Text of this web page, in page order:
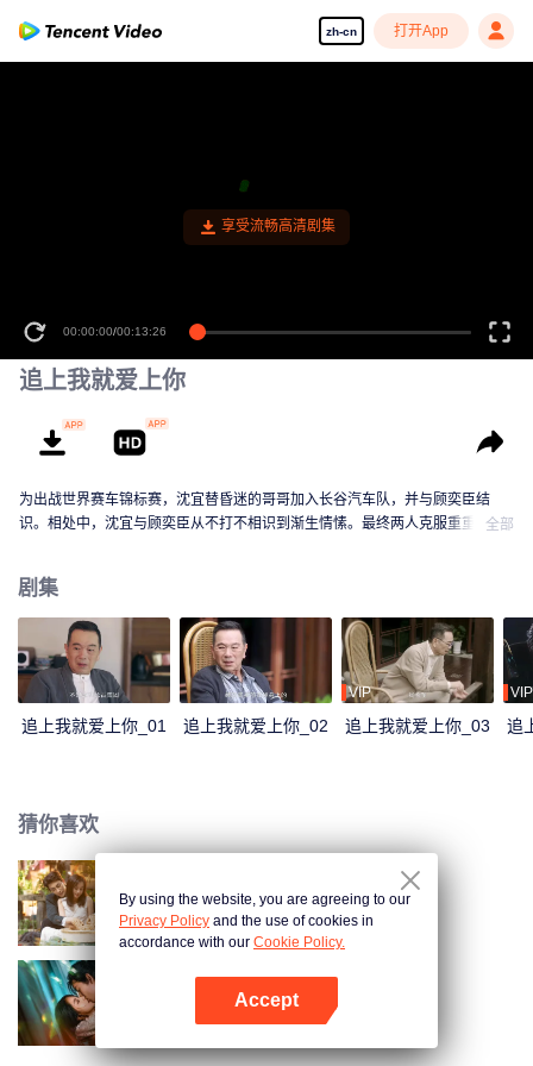
zh-cn 打开App
00:00:00/00:13:26
追上我就爱上你
为出战世界赛车锦标赛，沈宜替昏迷的哥哥加入长谷汽车队，并与顾奕臣结
识。相处中，沈宜与顾奕臣从不打不相识到渐生情愫。最终两人克服重重困全部
剧集
追上我就爱上你_01 追上我就爱上你_02
VIP
追上我就爱上你_03
VIP
追
猜你喜欢
以爱为契
By using the website, you are agreeing to our
Privacy Policy and the use of cookies in
accordance with our Cookie Policy.
Accept